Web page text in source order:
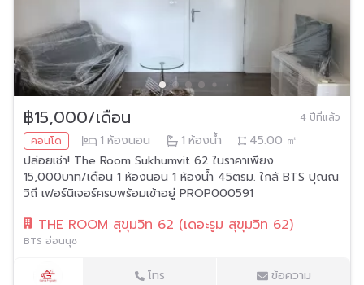
฿15,000/เดือน
4 ปีที่แล้ว
คอนโด
1 ห้องนอน 1 ห้องน้ำ 45.00 ㎡
ปล่อยเช่า! The Room Sukhumvit 62 ในราคาเพียง
15,000บาท/เดือน 1 ห้องนอน 1 ห้องน้ำ 45ตรม. ใกล้ BTS ปุณณ
วิถี เฟอร์นิเจอร์ครบพร้อมเข้าอยู่ PROP000591
THE ROOM สุขุมวิท 62 (เดอะรูม สุขุมวิท 62)
BTS อ่อนนุช
โทร ข้อความ